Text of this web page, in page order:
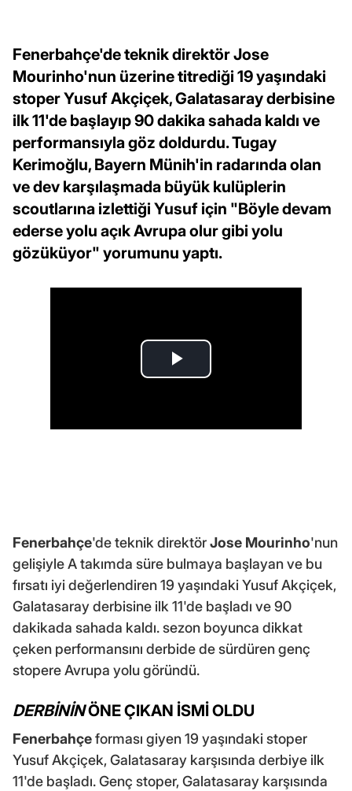
Fenerbahçe'de teknik direktör Jose
Mourinho'nun üzerine titrediği 19 yaşındaki
stoper Yusuf Akçiçek, Galatasaray derbisine
ilk 11'de başlayıp 90 dakika sahada kaldı ve
performansıyla göz doldurdu. Tugay
Kerimoğlu, Bayern Münih'in radarında olan
ve dev karşılaşmada büyük kulüplerin
scoutlarına izlettiği Yusuf için "Böyle devam
ederse yolu açık Avrupa olur gibi yolu
gözüküyor" yorumunu yaptı.
Fenerbahçe'de teknik direktörJose Mourinho'nun
gelişiyle A takımda süre bulmaya başlayan ve bu
fırsatı iyi değerlendiren 19 yaşındaki Yusuf Akçiçek,
Galatasaray derbisine ilk 11'de başladı ve 90
dakikada sahada kaldı. sezon boyunca dikkat
çeken performansını derbide de sürdüren genç
stopere Avrupa yolu göründü.
DERBİNİNÖNE ÇIKAN İSMİ OLDU
Fenerbahçeforması giyen 19 yaşındaki stoper
Yusuf Akçiçek, Galatasaray karşısında derbiye ilk
11'de başladı. Genç stoper, Galatasaray karşısında